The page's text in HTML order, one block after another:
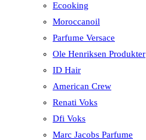
Ecooking
Moroccanoil
Parfume Versace
Ole Henriksen Produkter
ID Hair
American Crew
Renati Voks
Dfi Voks
Marc Jacobs Parfume